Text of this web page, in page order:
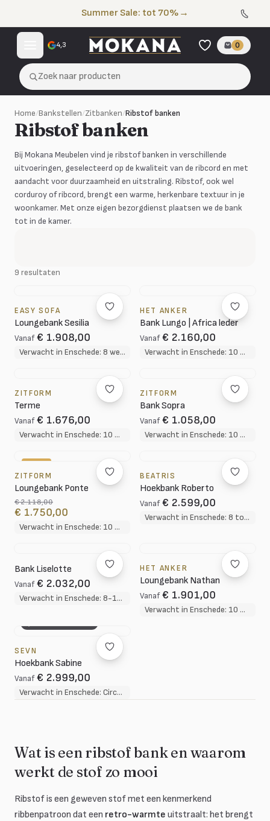
Summer Sale: tot 70% →
4,3 0
Zoek naar producten
Home/Bankstellen/Zitbanken/Ribstof banken
Ribstof banken
Bij Mokana Meubelen vind je ribstof banken in verschillende
uitvoeringen, geselecteerd op de kwaliteit van de ribcord en met
aandacht voor duurzaamheid en uitstraling. Ribstof, ook wel
corduroy of ribcord, brengt een warme, herkenbare textuur in je
woonkamer. Met onze eigen bezorgdienst plaatsen we de bank
tot in de kamer.
9 resultaten
EASY SOFA
Loungebank Sesilia
Vanaf € 1.908,00
Verwacht in Enschede: 8 weken
HET ANKER
Bank Lungo | Africa leder
Vanaf € 2.160,00
Verwacht in Enschede: 10 weken
ZITFORM
Terme
Vanaf € 1.676,00
Verwacht in Enschede: 10 weken
ZITFORM
Bank Sopra
Vanaf € 1.058,00
Verwacht in Enschede: 10 weken
ZITFORM
Loungebank Ponte
€ 2.118,00
€ 1.750,00
Verwacht in Enschede: 10 weken
BEATRIS
Hoekbank Roberto
Vanaf € 2.599,00
Verwacht in Enschede: 8 tot 12 weken
Bank Liselotte
Vanaf € 2.032,00
Verwacht in Enschede: 8-10 weken
HET ANKER
Loungebank Nathan
Vanaf € 1.901,00
Verwacht in Enschede: 10 weken
SEVN
Hoekbank Sabine
Vanaf € 2.999,00
Verwacht in Enschede: Circa 10-12 weken
Wat is een ribstof bank en waarom
werkt de stof zo mooi
Ribstof is een geweven stof met een kenmerkend
ribbenpatroon dat een retro-warmte uitstraalt: het brengt